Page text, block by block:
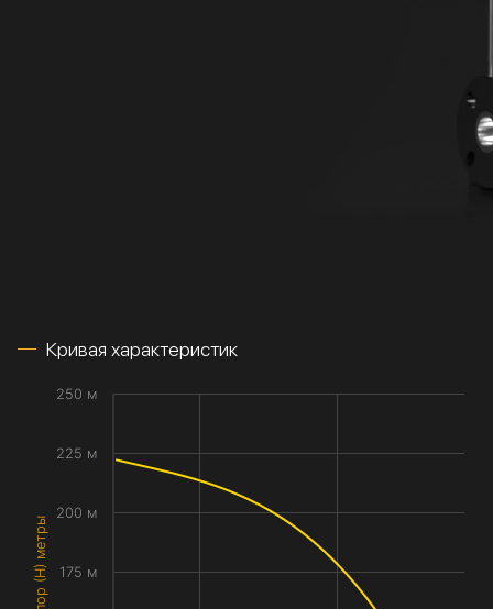
Кривая характеристик
Напор (H) метры 175 м
200 м
225 м
250 м